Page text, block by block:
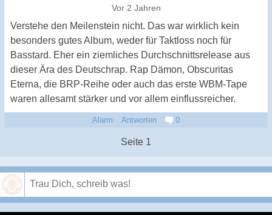
Vor 2 Jahren
Verstehe den Meilenstein nicht. Das war wirklich kein
besonders gutes Album, weder für Taktloss noch für
Basstard. Eher ein ziemliches Durchschnittsrelease aus
dieser Ära des Deutschrap. Rap Dämon, Obscuritas
Eterna, die BRP-Reihe oder auch das erste WBM-Tape
waren allesamt stärker und vor allem einflussreicher.
Alarm Antworten 0
Seite 1